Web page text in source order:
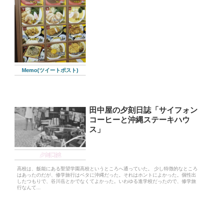
Memo(ツイートポスト)
夕刻日誌
田中屋の夕刻日誌「サイフォン
コーヒーと沖縄ステーキハウ
ス」
高校は、飯能にある聖望学園高校というところへ通っていた。 少し特徴的なところ
はあったのだが、修学旅行はベタに沖縄だった。それはホントによかった。個性出
したつもりで、谷川岳とかでなくてよかった。いわゆる進学校だったので、修学旅
行なんて...